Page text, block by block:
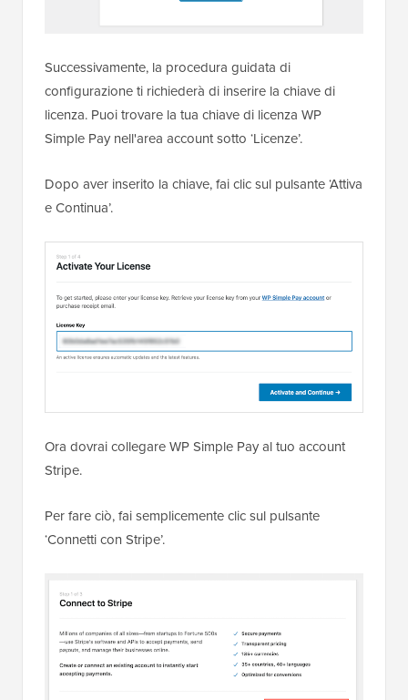
Successivamente, la procedura guidata di
configurazione ti richiederà di inserire la chiave di
licenza. Puoi trovare la tua chiave di licenza WP
Simple Pay nell'area account sotto ‘Licenze’.
Dopo aver inserito la chiave, fai clic sul pulsante ‘Attiva
e Continua’.
Ora dovrai collegare WP Simple Pay al tuo account
Stripe.
Per fare ciò, fai semplicemente clic sul pulsante
‘Connetti con Stripe’.